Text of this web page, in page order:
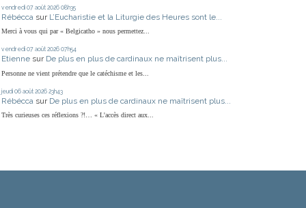
vendredi 07 août 2026 08h35
Rébécca sur L’Eucharistie et la Liturgie des Heures sont le...
Merci à vous qui par « Belgicatho » nous permettez...
vendredi 07 août 2026 07h54
Etienne sur De plus en plus de cardinaux ne maîtrisent plus...
Personne ne vient prétendre que le catéchisme et les...
jeudi 06 août 2026 23h43
Rébécca sur De plus en plus de cardinaux ne maîtrisent plus...
Très curieuses ces réflexions ?!… « L'accès direct aux...